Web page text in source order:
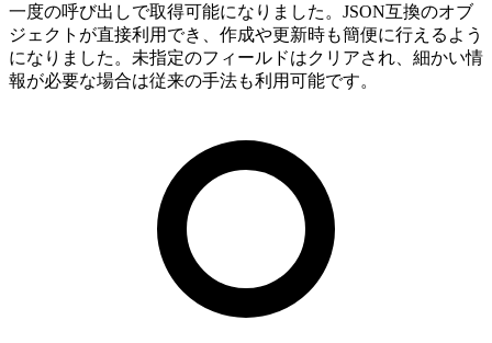
一度の呼び出しで取得可能になりました。JSON互換のオブ
ジェクトが直接利用でき、作成や更新時も簡便に行えるよう
になりました。未指定のフィールドはクリアされ、細かい情
報が必要な場合は従来の手法も利用可能です。